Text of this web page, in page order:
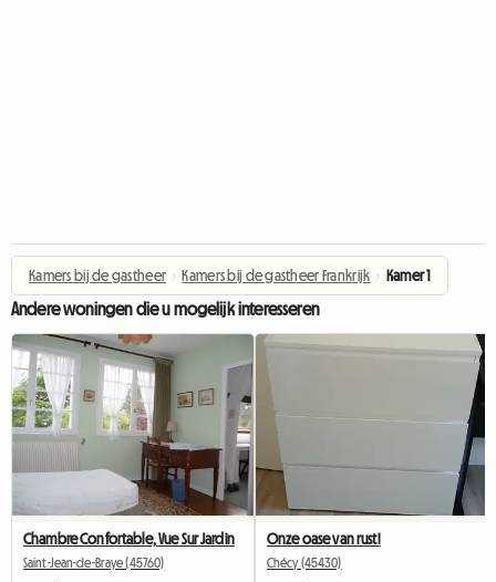
Kamers bij de gastheer › Kamers bij de gastheer Frankrijk › Kamer 1
Andere woningen die u mogelijk interesseren
Chambre Confortable, Vue Sur Jardin
Saint-Jean-de-Braye (45760)
Onze oase van rust!
Chécy (45430)